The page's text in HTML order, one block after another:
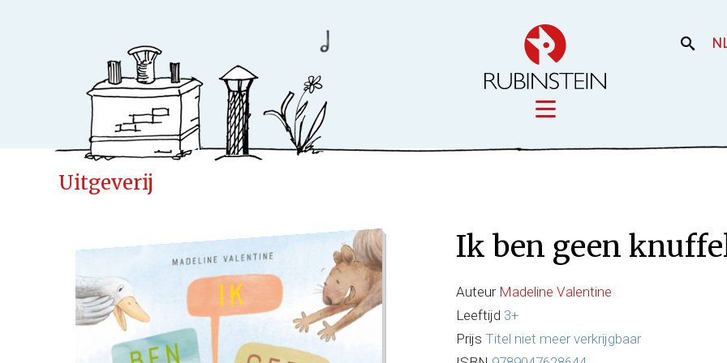
Kinderen
Volwassenen
Verwacht
Cases
Samenwerken
Onze merken
Uw merk
Onze
Uitgeverij
Ik ben geen
Auteur Madeline Valentine
Leeftijd 3+
Prijs Titel niet meer verkrijgbaar